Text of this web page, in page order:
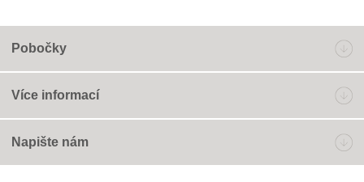
Pobočky
Více informací
Napište nám